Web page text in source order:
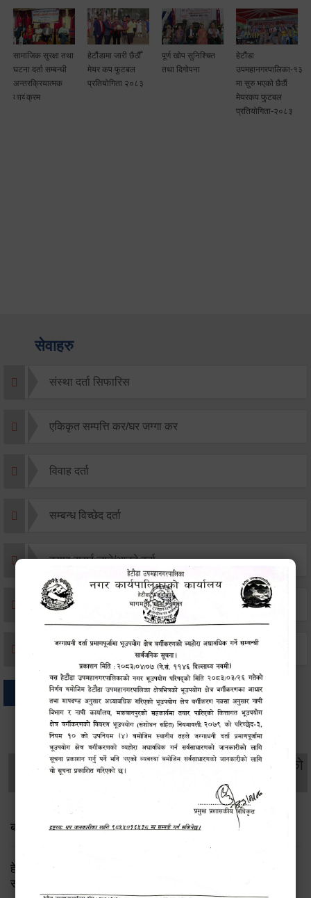
सामाजिक सुरक्षा तथा
घटना दर्ता सम्बन्धी
अन्तरक्रियात्मक
कार्यक्रम
हेटौंडामा जारी छैठौँ
मेयर कप फुटबल
प्रतियोगिता २०८३
पूर्ण खोप सुनिश्चित
तथा दिगोपना
हेटौंडा
उपमहानगरपालिका-१३
मा सुरु भएकाे छैठाैं
मेयरकप फुटबल
प्रतियोगिता-२०८३
सेवाहरु
संस्था दर्ता सिफारिस
एकिकृत सम्पत्ति कर/घर जग्गा कर
विवाह दर्ता
सम्बन्ध विच्छेद दर्ता
बसाइ-सराई जाने/आउने दर्ता
मृत्यू दर्ता
जन्म दर्ता
थप विवरणहरु
सामाजिक सुरक्षा तथा
व्यक्तिगत घटना दर्ता
महिला
सूचनाको
बाल भेला तथा योजना तर्जुमा सम्बन्धी सूचना
हेटौंडा उपमहानगरपालिका: लैङ्गिक समानता तथा सामाजिक
समावेशीकरण परीक्षण प्रतिवेदन २०८२